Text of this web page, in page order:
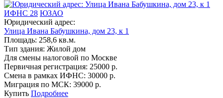
ИФНС 28 ЮЗАО
Юридический адрес:
Улица Ивана Бабушкина, дом 23, к 1
Площадь: 258,6 кв.м.
Тип здания: Жилой дом
Для смены налоговой по Москве
Первичная регистрация: 25000 р.
Смена в рамках ИФНС: 30000 р.
Миграция по МСК: 39000 р.
Купить Подробнее